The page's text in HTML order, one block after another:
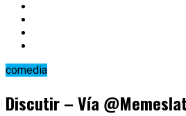
comedia
Discutir – Vía